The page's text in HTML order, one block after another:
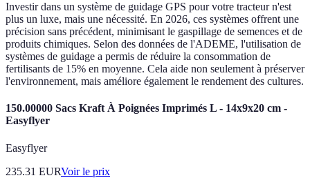
Investir dans un système de guidage GPS pour votre tracteur n'est
plus un luxe, mais une nécessité. En 2026, ces systèmes offrent une
précision sans précédent, minimisant le gaspillage de semences et de
produits chimiques. Selon des données de l'ADEME, l'utilisation de
systèmes de guidage a permis de réduire la consommation de
fertilisants de 15% en moyenne. Cela aide non seulement à préserver
l'environnement, mais améliore également le rendement des cultures.
150.00000 Sacs Kraft À Poignées Imprimés L - 14x9x20 cm -
Easyflyer
Easyflyer
235.31 EURVoir le prix